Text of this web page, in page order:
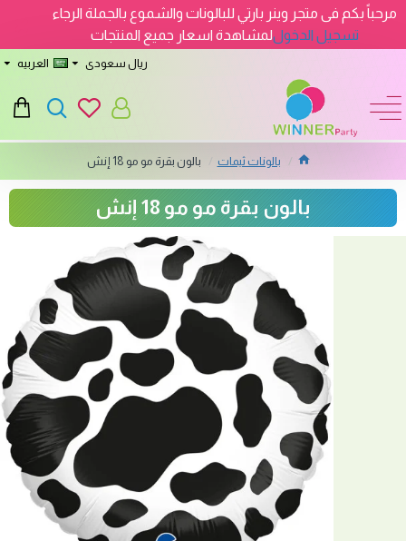
مرحباً بكم فى متجر وينر بارتي للبالونات والشموع بالجملة الرجاء
تسجيل الدخوللمشاهدة اسعار جميع المنتجات
ريال سعودى العربيه
بالونات ثيمات بالون بقرة مو مو 18 إنش
بالون بقرة مو مو 18 إنش